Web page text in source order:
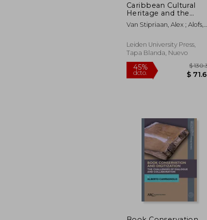
Caribbean Cultural
Heritage and the
Nation: Aruba, Bonaire
and Curaçao in a
Inglés)
Van Stipriaan, Alex ; Alofs,
Leiden University Press,
Tapa Blanda, Nuevo